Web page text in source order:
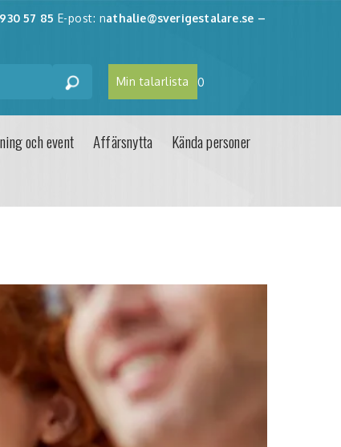
57 85 E-post: nathalie@sverigestalare.se –
Min talarlista 0
och event Affärsnytta
Kända personer